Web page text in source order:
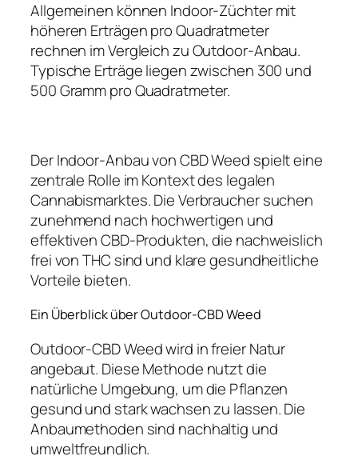
Allgemeinen können Indoor-Züchter mit
höheren Erträgen pro Quadratmeter
rechnen im Vergleich zu Outdoor-Anbau.
Typische Erträge liegen zwischen 300 und
500 Gramm pro Quadratmeter.
Der Indoor-Anbau von CBD Weed spielt eine
zentrale Rolle im Kontext des legalen
Cannabismarktes. Die Verbraucher suchen
zunehmend nach hochwertigen und
effektiven CBD-Produkten, die nachweislich
frei von THC sind und klare gesundheitliche
Vorteile bieten.
Ein Überblick über Outdoor-CBD Weed
Outdoor-CBD Weed wird in freier Natur
angebaut. Diese Methode nutzt die
natürliche Umgebung, um die Pflanzen
gesund und stark wachsen zu lassen. Die
Anbaumethoden sind nachhaltig und
umweltfreundlich.